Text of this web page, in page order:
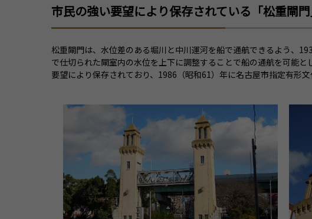
市民の強い要望により保存されている「松重閘門
松重閘門は、水位差のある堀川と中川運河を船で通航できるよう、
で仕切られた閘室内の水位を上下に調整することで船の通航を可能
要望により保存されており、1986（昭和61）年に名古屋市指定有形